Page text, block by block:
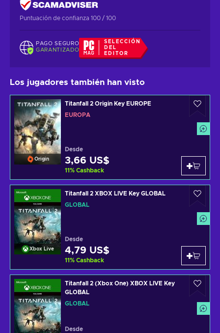
Puntuación de confianza 100 / 100
PAGO SEGURO
GARANTIZADO
SELECCIÓN
DEL
EDITOR
Los jugadores también han visto
Origin
Titanfall 2 Origin Key EUROPE
EUROPA
Desde
3,66 US$
11% Cashback
Xbox Live
Titanfall 2 XBOX LIVE Key GLOBAL
GLOBAL
Desde
4,79 US$
11% Cashback
Titanfall 2 (Xbox One) XBOX LIVE Key
GLOBAL
GLOBAL
Desde